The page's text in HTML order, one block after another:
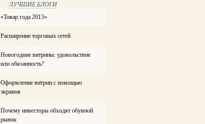
ЛУЧШИЕ БЛОГИ
«Товар года 2013»
Расширение торговых сетей
Новогодние витрины: удовольствие
или обязанность?
Оформление витрин с помощью
экранов
Почему инвесторы обходят обувной
рынок